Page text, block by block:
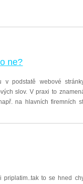
ne?
v podstatě webové
slov. V praxi to
na hlavních firemních
to se hned